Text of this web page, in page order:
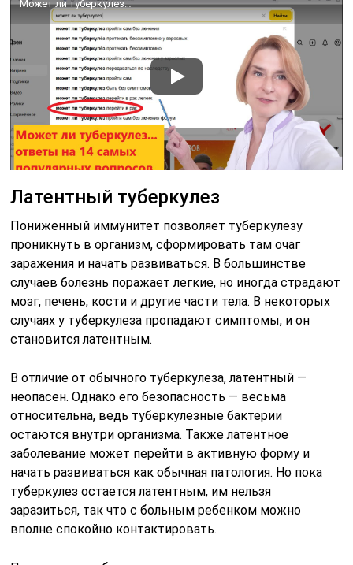
Может ли туберкулез…
Латентный туберкулез
Пониженный иммунитет позволяет туберкулезу
проникнуть в организм, сформировать там очаг
заражения и начать развиваться. В большинстве
случаев болезнь поражает легкие, но иногда страдают
мозг, печень, кости и другие части тела. В некоторых
случаях у туберкулеза пропадают симптомы, и он
становится латентным.
В отличие от обычного туберкулеза, латентный —
неопасен. Однако его безопасность — весьма
относительна, ведь туберкулезные бактерии
остаются внутри организма. Также латентное
заболевание может перейти в активную форму и
начать развиваться как обычная патология. Но пока
туберкулез остается латентным, им нельзя
заразиться, так что с больным ребенком можно
вполне спокойно контактировать.